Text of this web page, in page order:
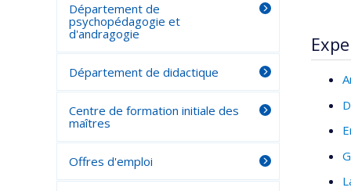
Département de
psychopédagogie et
d'andragogie
Département de didactique
Centre de formation initiale des
maîtres
Offres d'emploi